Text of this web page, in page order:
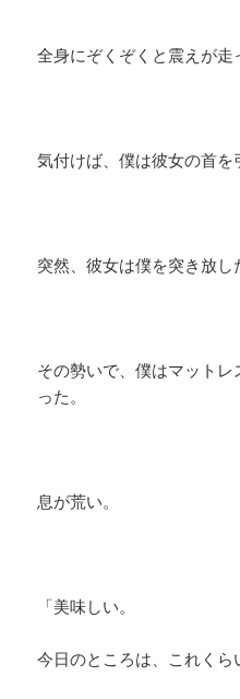
全身にぞくぞくと震えが走
気付けば、僕は彼女の首を
突然、彼女は僕を突き放し
その勢いで、僕はマット
った。
息が荒い。
「美味しい。
今日のところは、これくら